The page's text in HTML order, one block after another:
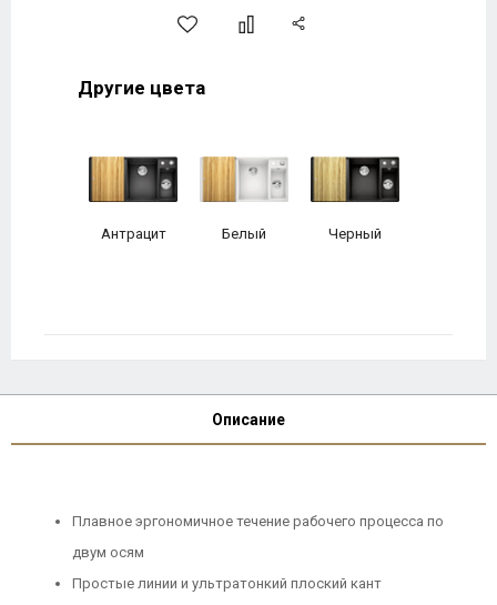
Другие цвета
Антрацит Белый Черный
Описание
Плавное эргономичное течение рабочего процесса по
двум осям
Простые линии и ультратонкий плоский кант